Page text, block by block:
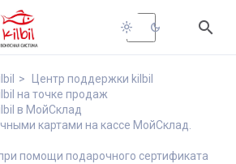
light_mode dark_mode 
Центр поддержки kilbil
на точке продаж
в МойСклад
картами на кассе МойСклад.
помощи подарочного сертификата